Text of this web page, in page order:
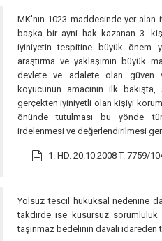
MK'nın 1023 maddesinde yer alan
başka bir ayni hak kazanan 3.
iyiniyetin tespitine büyük önem
araştırma ve yaklaşımın büyük
devlete ve adalete olan güven
koyucunun amacının ilk
gerçekten iyiniyetli olan kişiyi
önünde tutulması bu yönde
irdelenmesi ve değerlendirilmesi
1. HD. 20.10.2008 T. 7759/
Yolsuz tescil hukuksal nedenine
takdirde ise kusursuz
taşınmaz bedelinin davalı idareden